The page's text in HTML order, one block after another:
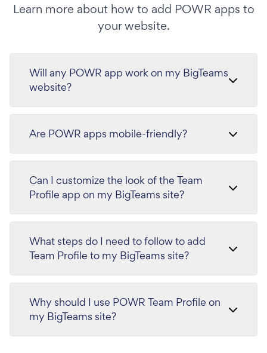
Learn more about how to add POWR apps to
your website.
Will any POWR app work on my BigTeams
website?
Are POWR apps mobile-friendly?
Can I customize the look of the Team
Profile app on my BigTeams site?
What steps do I need to follow to add
Team Profile to my BigTeams site?
Why should I use POWR Team Profile on
my BigTeams site?